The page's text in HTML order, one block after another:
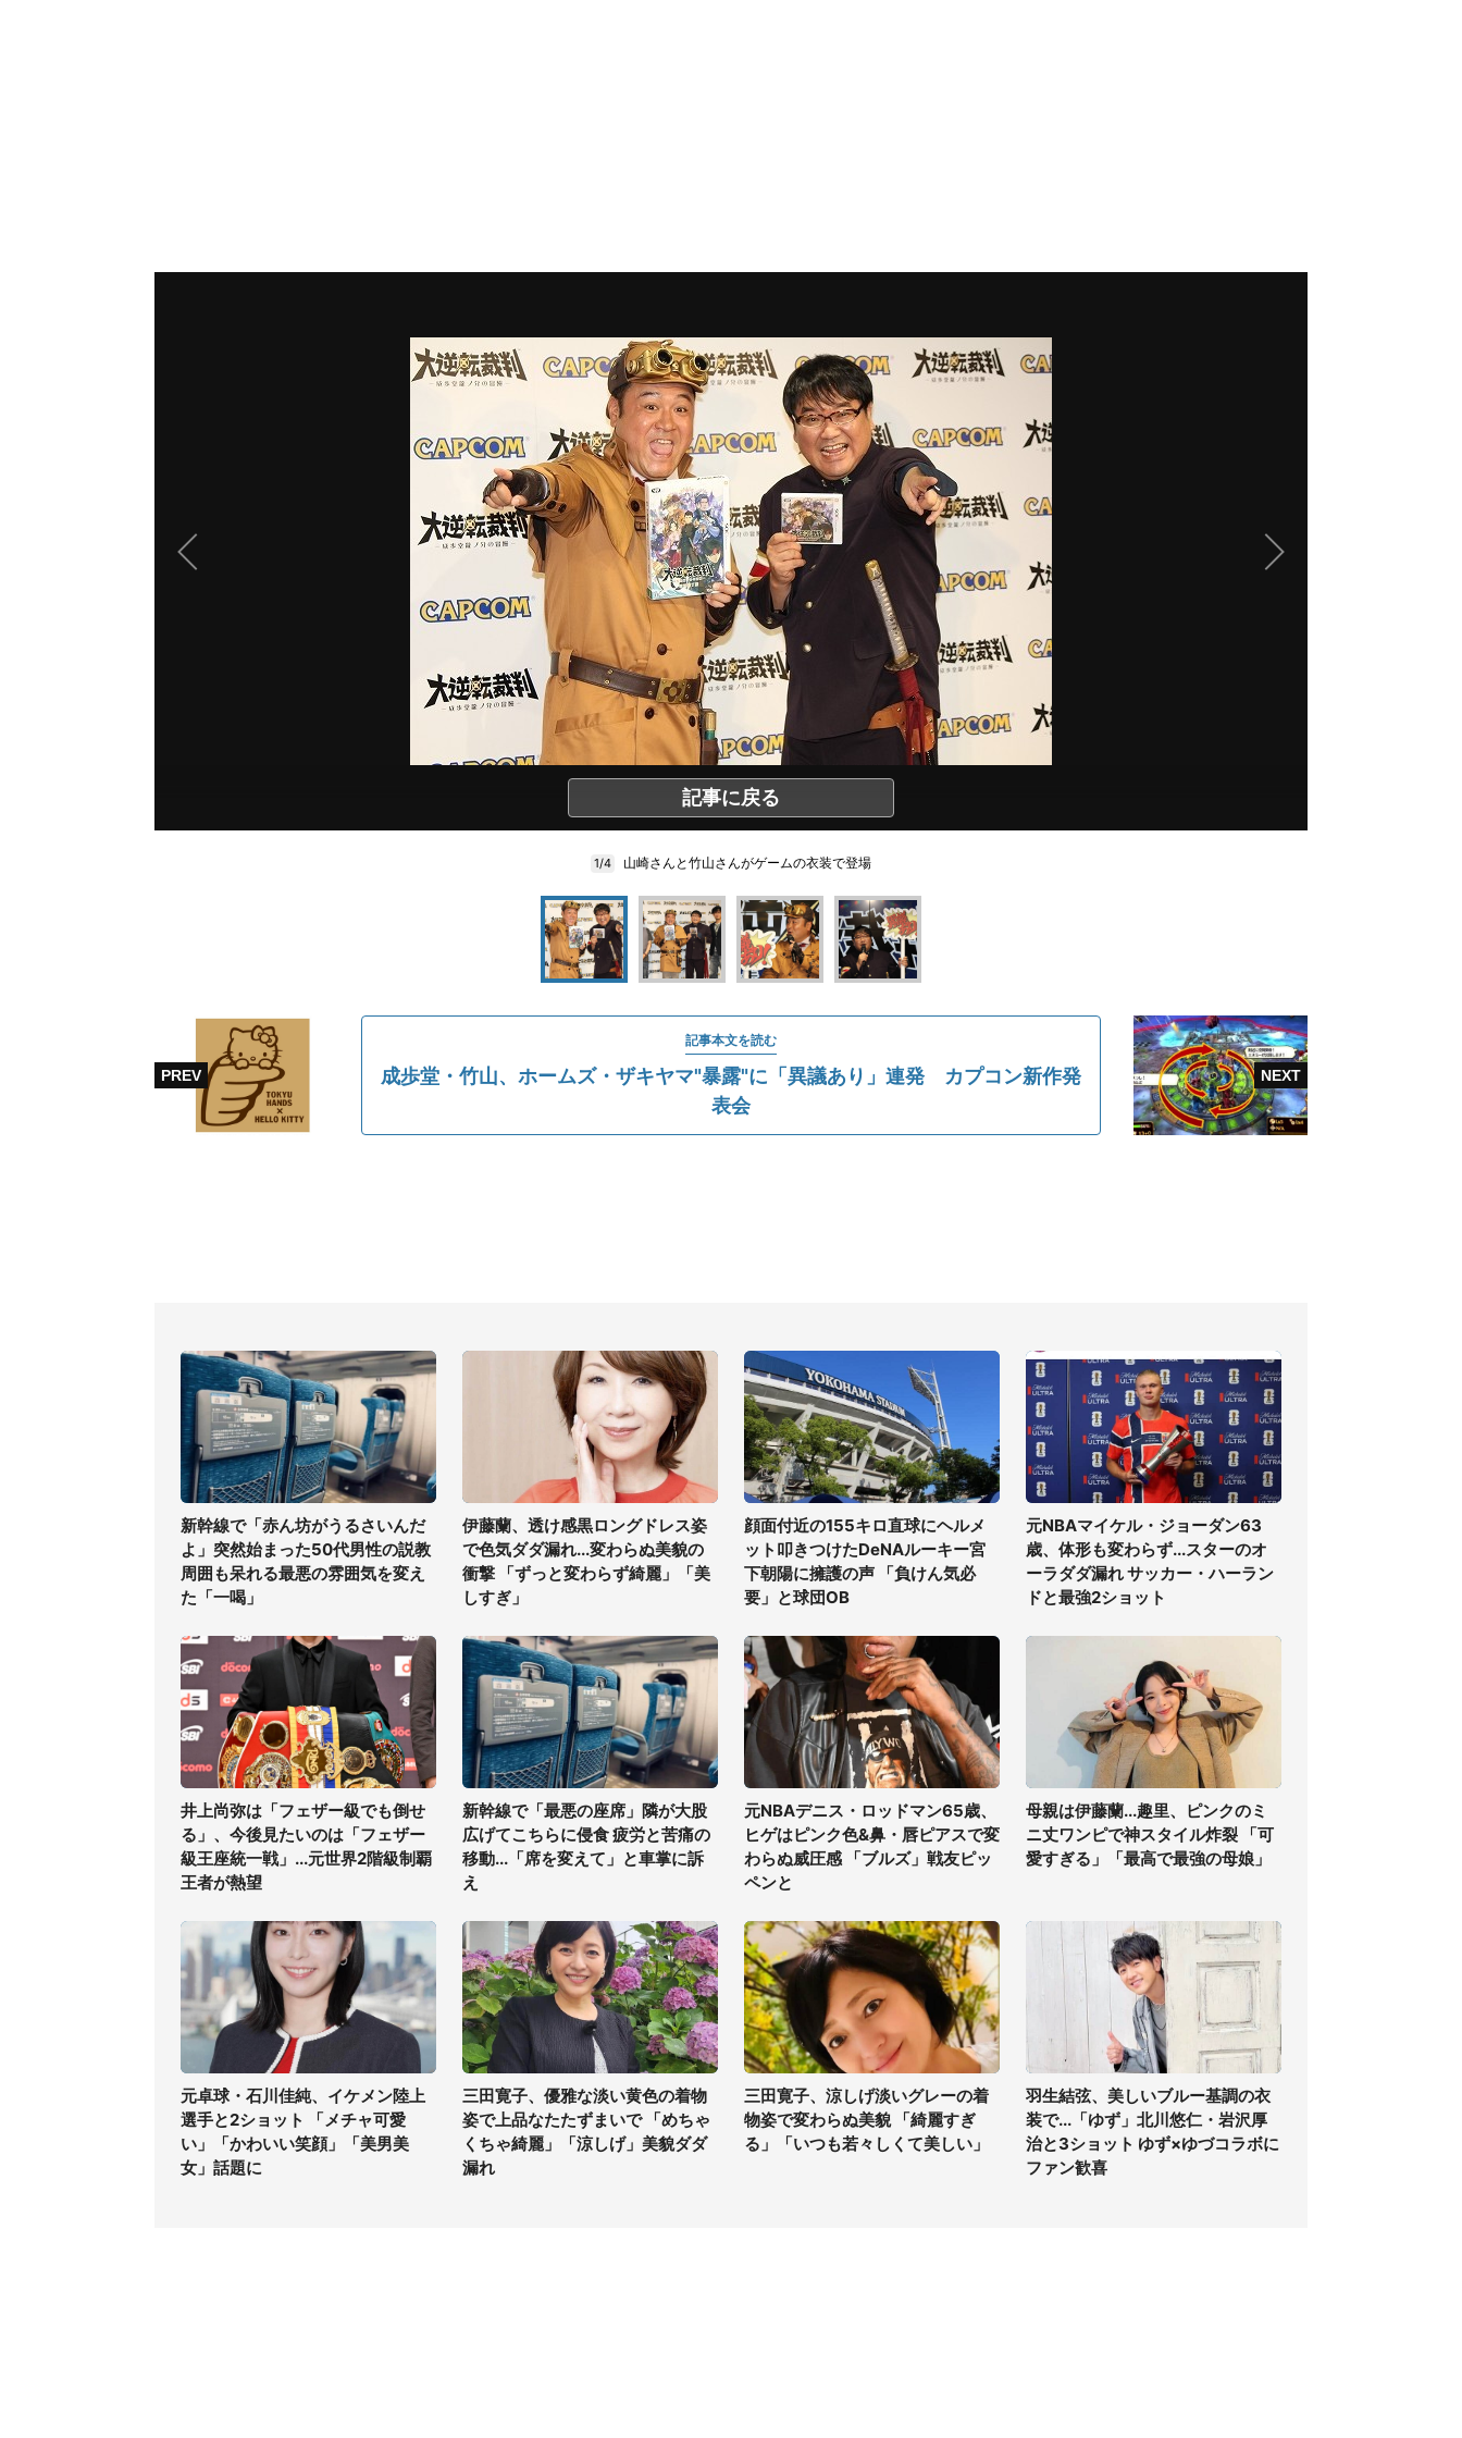
記事に戻る
1/4 山崎さんと竹山さんがゲームの衣装で登場
記事本文を読む
成歩堂・竹山、ホームズ・ザキヤマ"暴露"に「異議あり」連発 カプコン新作発
表会
新幹線で「赤ん坊がうるさいんだ
よ」突然始まった50代男性の説教
周囲も呆れる最悪の雰囲気を変え
た「一喝」
伊藤蘭、透け感黒ロングドレス姿
で色気ダダ漏れ...変わらぬ美貌の
衝撃 「ずっと変わらず綺麗」「美
しすぎ」
顔面付近の155キロ直球にヘルメ
ット叩きつけたDeNAルーキー宮
下朝陽に擁護の声 「負けん気必
要」と球団OB
元NBAマイケル・ジョーダン63
歳、体形も変わらず...スターのオ
ーラダダ漏れ サッカー・ハーラン
ドと最強2ショット
井上尚弥は「フェザー級でも倒せ
る」、今後見たいのは「フェザー
級王座統一戦」...元世界2階級制覇
王者が熱望
新幹線で「最悪の座席」隣が大股
広げてこちらに侵食 疲労と苦痛の
移動...「席を変えて」と車掌に訴
え
元NBAデニス・ロッドマン65歳、
ヒゲはピンク色&鼻・唇ピアスで変
わらぬ威圧感 「ブルズ」戦友ピッ
ペンと
母親は伊藤蘭...趣里、ピンクのミ
ニ丈ワンピで神スタイル炸裂 「可
愛すぎる」「最高で最強の母娘」
元卓球・石川佳純、イケメン陸上
選手と2ショット 「メチャ可愛
い」「かわいい笑顔」「美男美
女」話題に
三田寛子、優雅な淡い黄色の着物
姿で上品なたたずまいで 「めちゃ
くちゃ綺麗」「涼しげ」美貌ダダ
漏れ
三田寛子、涼しげ淡いグレーの着
物姿で変わらぬ美貌 「綺麗すぎ
る」「いつも若々しくて美しい」
羽生結弦、美しいブルー基調の衣
装で...「ゆず」北川悠仁・岩沢厚
治と3ショット ゆず×ゆづコラボに
ファン歓喜